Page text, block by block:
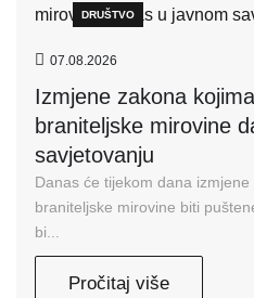
DRUŠTVO
07.08.2026
Izmjene zakona
braniteljske mirovine
savjetovanju
Danas će tijekom dana
braniteljske mirovine biti
bi...
Pročitaj više